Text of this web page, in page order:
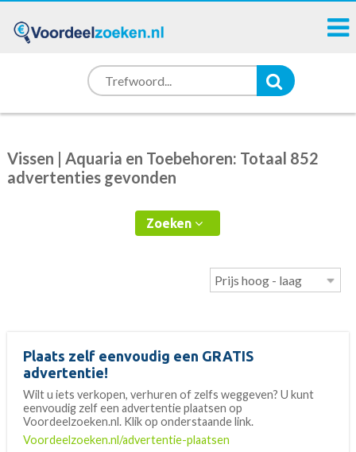
Vissen | Aquaria en Toebehoren: Totaal 852
advertenties gevonden
Zoeken
Plaats zelf eenvoudig een GRATIS
advertentie!
Wilt u iets verkopen, verhuren of zelfs weggeven? U kunt
eenvoudig zelf een advertentie plaatsen op
Voordeelzoeken.nl. Klik op onderstaande link.
Voordeelzoeken.nl/advertentie-plaatsen